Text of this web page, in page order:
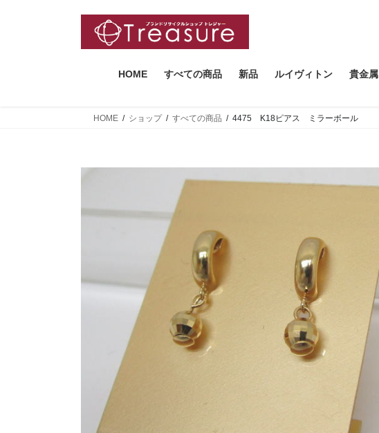
HOME すべての商品 新品 ルイヴィトン 貴金属
HOME ショップ すべての商品 4475 K18ピアス ミラーボール